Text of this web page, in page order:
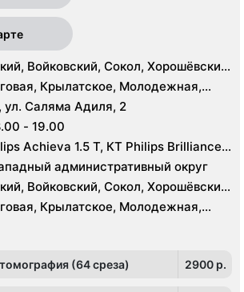
Войковский, Сокол, Хорошёвский,
Филёвский Парк, Северное
Хорошёво-Мнёвники, Щукино,
Крылатское, Молодежная,
Панфиловская, Полежаевская,
ЦСКА, Щукинская, Мнёвники,
ул. Саляма Адиля, 2
- 19.00
Brilliance
E8, ESAOTE MYLAB TWICE
административный округ
Войковский, Сокол, Хорошёвский,
Филёвский Парк, Северное
Хорошёво-Мнёвники, Щукино,
Крылатское, Молодежная,
Панфиловская, Полежаевская,
ЦСКА, Щукинская, Мнёвники,
(64 среза) 2900 p.